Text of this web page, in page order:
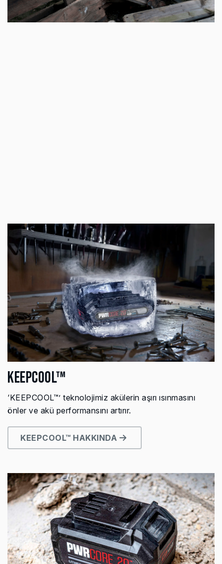
KEEPCOOL™
‘KEEPCOOL™’ teknolojimiz akülerin aşırı ısınmasını
önler ve akü performansını artırır.
KEEPCOOL™ HAKKINDA